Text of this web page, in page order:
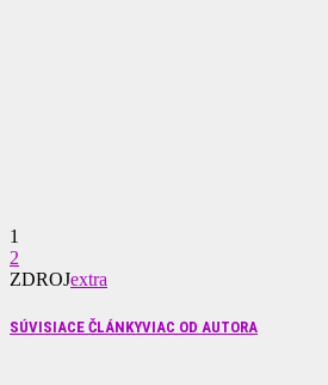
1
2
ZDROJextra
SÚVISIACE ČLÁNKYVIAC OD AUTORA